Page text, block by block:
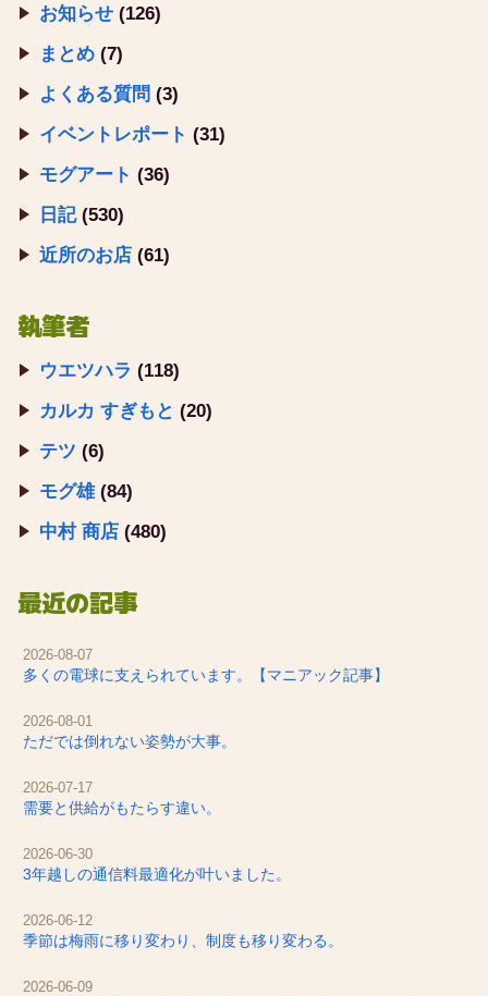
お知らせ (126)
まとめ (7)
よくある質問 (3)
イベントレポート (31)
モグアート (36)
日記(530)
近所のお店 (61)
執筆者
ウエツハラ (118)
カルカ すぎもと (20)
テツ (6)
モグ雄(84)
中村 商店 (480)
最近の記事
2026-08-07
多くの電球に支えられています。【マニアック記事】
2026-08-01
ただでは倒れない姿勢が大事。
2026-07-17
需要と供給がもたらす違い。
2026-06-30
3年越しの通信料最適化が叶いました。
2026-06-12
季節は梅雨に移り変わり、制度も移り変わる。
2026-06-09